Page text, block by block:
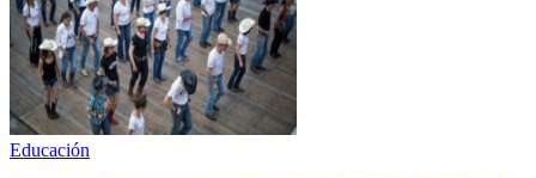
Educación